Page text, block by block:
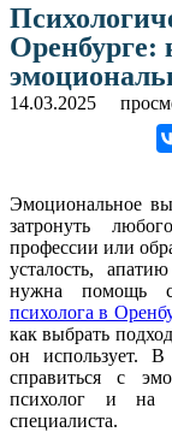
Оренбурге:
14.03.2025
Эмоциональное
затронуть
профессии или
усталость,
нужна помощь
психолога в
как выбрать
он использует.
справиться с
психолог и на
специалиста.